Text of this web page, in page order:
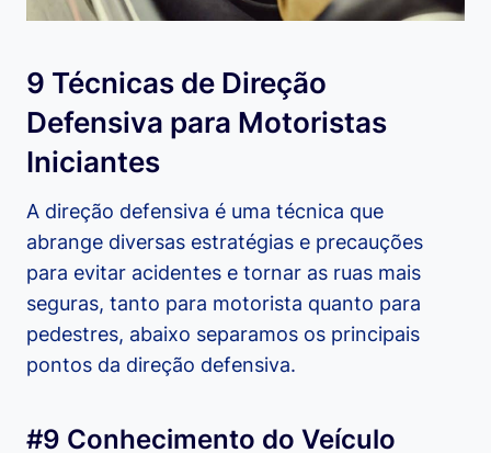
9 Técnicas de Direção
Defensiva para Motoristas
Iniciantes
A direção defensiva é uma técnica que
abrange diversas estratégias e precauções
para evitar acidentes e tornar as ruas mais
seguras, tanto para motorista quanto para
pedestres, abaixo separamos os principais
pontos da direção defensiva.
#9 Conhecimento do Veículo